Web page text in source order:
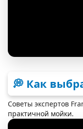
💭 Как
Советы экспертов
практичной мойки.